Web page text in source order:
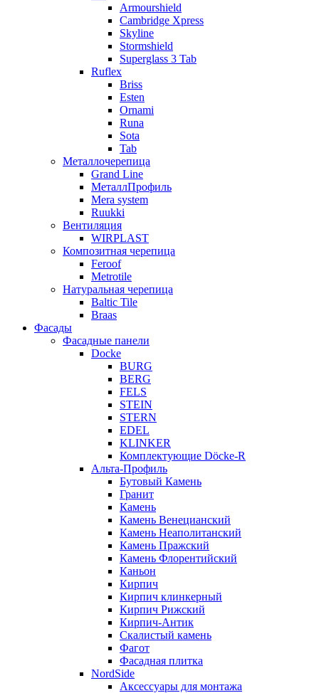
Armourshield
Cambridge Xpress
Skyline
Stormshield
Superglass 3 Tab
Ruflex
Briss
Esten
Ornami
Runa
Sota
Tab
Металлочерепица
Grand Line
МеталлПрофиль
Mera system
Ruukki
Вентиляция
WIRPLAST
Композитная черепица
Feroof
Metrotile
Натуральная черепица
Baltic Tile
Braas
Фасады
Фасадные панели
Docke
BURG
BERG
FELS
STEIN
STERN
EDEL
KLINKER
Комплектующие Döcke-R
Альта-Профиль
Бутовый Камень
Гранит
Камень
Камень Венецианский
Камень Неаполитанский
Камень Пражский
Камень Флорентийский
Каньон
Кирпич
Кирпич клинкерный
Кирпич Рижский
Кирпич-Антик
Скалистый камень
Фагот
Фасадная плитка
NordSide
Аксессуары для монтажа